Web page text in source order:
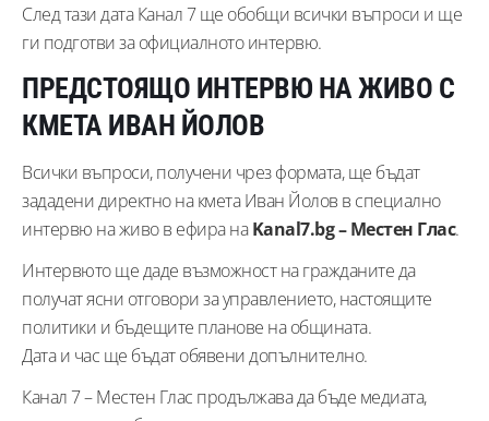
След тази дата Канал 7 ще обобщи всички въпроси и ще
ги подготви за официалното интервю.
ПРЕДСТОЯЩО ИНТЕРВЮ НА ЖИВО С
КМЕТА ИВАН ЙОЛОВ
Всички въпроси, получени чрез формата, ще бъдат
зададени директно на кмета Иван Йолов в специално
интервю на живо в ефира наKanal7.bg – Местен Глас.
Интервюто ще даде възможност на гражданите да
получат ясни отговори за управлението, настоящите
политики и бъдещите планове на общината.
Дата и час ще бъдат обявени допълнително.
Канал 7 – Местен Глас продължава да бъде медиата,